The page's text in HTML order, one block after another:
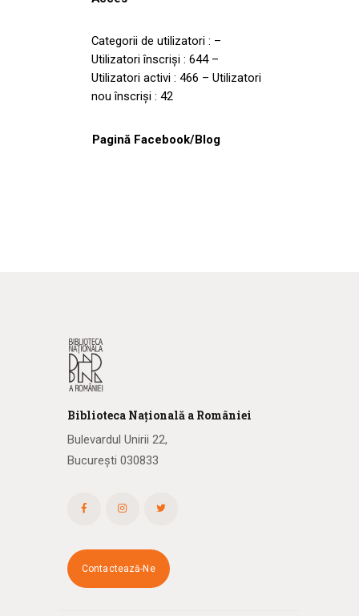
Categorii de utilizatori : –
Utilizatori înscrişi : 644 –
Utilizatori activi : 466 – Utilizatori
nou înscrişi : 42
Pagină Facebook/Blog
Biblioteca Națională a României
Bulevardul Unirii 22,
București 030833
Contactează-Ne